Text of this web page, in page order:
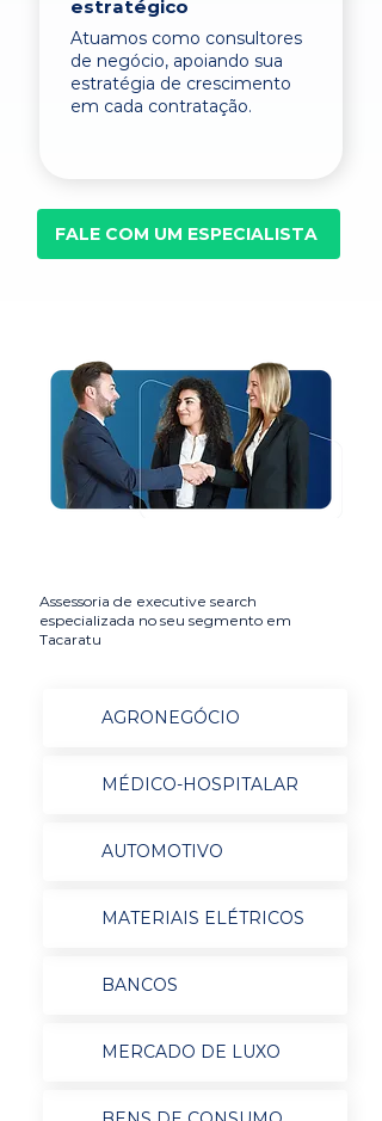
estratégico
Atuamos como consultores
de negócio, apoiando sua
estratégia de crescimento
em cada contratação.
FALE COM UM ESPECIALISTA
Assessoria de executive search
especializada no seu segmento em
Tacaratu
AGRONEGÓCIO
MÉDICO-HOSPITALAR
AUTOMOTIVO
MATERIAIS ELÉTRICOS
BANCOS
MERCADO DE LUXO